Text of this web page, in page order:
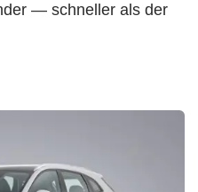
— schneller als der